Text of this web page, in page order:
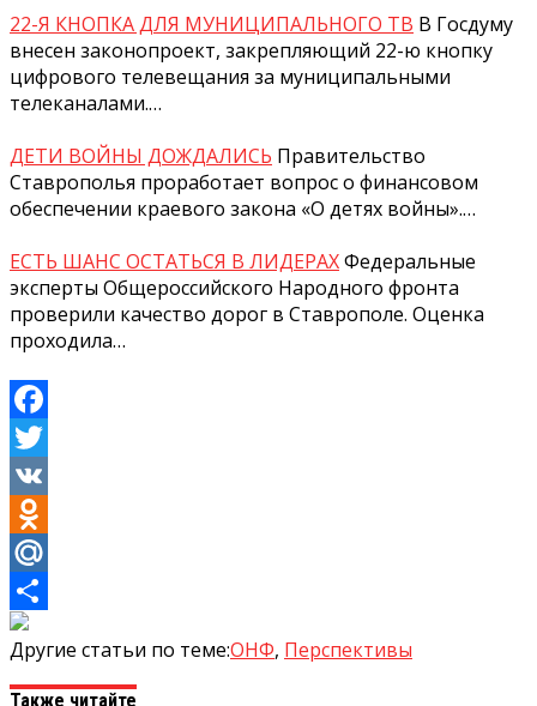
22-Я КНОПКА ДЛЯ МУНИЦИПАЛЬНОГО ТВ В Госдуму
внесен законопроект, закрепляющий 22-ю кнопку
цифрового телевещания за муниципальными
телеканалами.…
ДЕТИ ВОЙНЫ ДОЖДАЛИСЬ Правительство
Ставрополья проработает вопрос о финансовом
обеспечении краевого закона «О детях войны».…
ЕСТЬ ШАНС ОСТАТЬСЯ В ЛИДЕРАХФедеральные
эксперты Общероссийского Народного фронта
проверили качество дорог в Ставрополе. Оценка
проходила…
Facebook
Twitter
VK
Odnoklassniki
Mail.Ru
Отправить
Другие статьи по теме:ОНФ, Перспективы
Также читайте